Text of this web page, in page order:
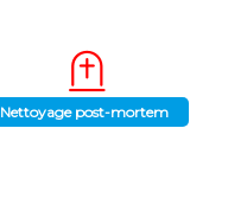
Nettoyage post-mortem